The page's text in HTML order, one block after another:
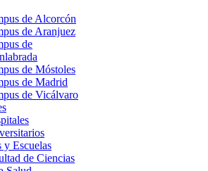
de Alcorcón
de Aranjuez
de
de Móstoles
de Madrid
de Vicálvaro
y Escuelas
de Ciencias